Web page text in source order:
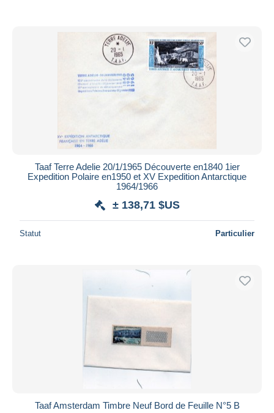
Taaf Terre Adelie 20/1/1965 Découverte en1840 1ier
Expedition Polaire en1950 et XV Expedition Antarctique
1964/1966
± 138,71 $US
Statut Particulier
Taaf Amsterdam Timbre Neuf Bord de Feuille N°5 B